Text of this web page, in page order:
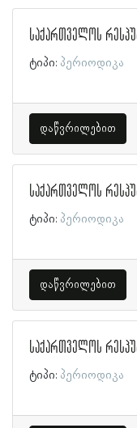
საქართველოს
ტიპი: პერიოდიკა
დაწვრილებით
საქართველოს
ტიპი: პერიოდიკა
დაწვრილებით
საქართველოს
ტიპი: პერიოდიკა